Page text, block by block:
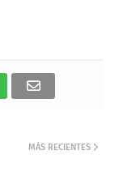
MÁS RECIENTES